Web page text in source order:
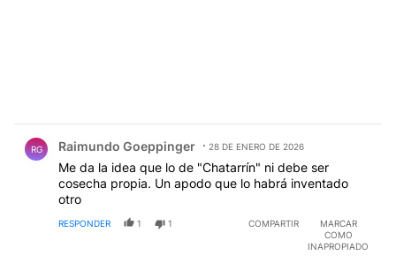
RG Raimundo Goeppinger 28 DE ENERO DE 2026
Me da la idea que lo de "Chatarrín" ni debe ser
cosecha propia. Un apodo que lo habrá inventado
otro
RESPONDER 1 1 COMPARTIR
MARCAR
COMO
INAPROPIADO